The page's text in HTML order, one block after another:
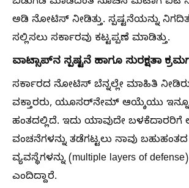
ಬಿಡುಗಡೆ ಮಾಡದಂತೆ ಸೂಚಿಸಿ ಮೆಟಾಗೆ
ಅಡಿ ನೋಟಿಸ್ ನೀಡಿತ್ತು. ಸ್ಪಷ್ಟನೆಯನ್ನು
ಸಲ್ಲಿಸಲು ಸರ್ಕಾರವು ಕಟ್ಟಪ್ಪಣೆ ಮಾಡಿತ್ತು.
ವಾಟ್ಸಾಪ್‌ನ ಸ್ಪಷ್ಟನೆ ಹಾಗೂ ಸುರಕ್ಷತಾ
ಸರ್ಕಾರದ ನೋಟಿಸ್ ಬೆನ್ನಲ್ಲೇ ಮಾಹಿತಿ
ವಕ್ತಾರರು, ಯೂಸರ್‌ನೇಮ್ ಆಯ್ಕೆಯು ಇನ್ನೂ
ಹಂತದಲ್ಲಿದೆ. ಇದು ಯಾವುದೇ ಬಳಕೆದಾರರಿಗೆ
ವಂಚನೆಗಳನ್ನು ತಡೆಗಟ್ಟಲು ನಾವು ಬಹುಹಂತದ
ವ್ಯವಸ್ಥೆಗಳನ್ನು (multiple layers of
ಎಂದಿದ್ದಾರೆ.